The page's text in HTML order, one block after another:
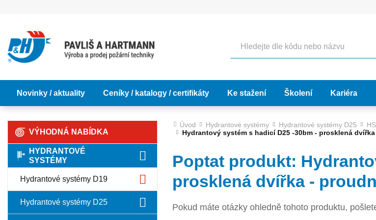
Novinky / aktuality Ceníky / katalogy / certifikáty Ke stažení Školení Kariéra
VÝHODNÁ NABÍDKA
HYDRANTOVÉ
SYSTÉMY
Hydrantové systémy D19
Hydrantové systémy D25
Úvod Hydrantové systémy Hydrantové systémy D25
Hydrantový systém s hadicí D25 -30bm - prosklená
Poptat produkt:
prosklená dvířka -
Pokud máte otázky ohledně tohoto produktu,